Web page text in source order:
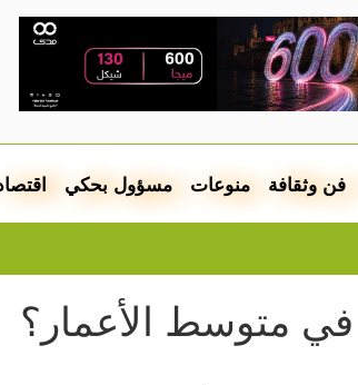
فن وثقافة منوعات مسؤول بحكي
في متوسط الأعمار؟